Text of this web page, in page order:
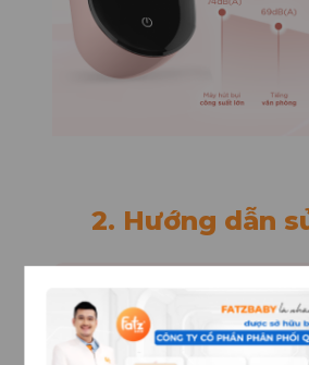
2. Hướng dẫn